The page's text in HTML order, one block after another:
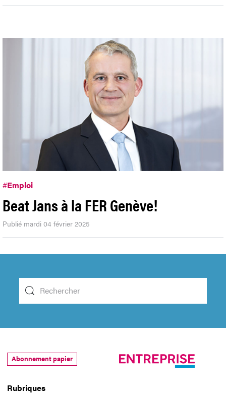
#Emploi
Beat Jans à la FER Genève!
Publié mardi 04 février 2025
Rubriques
Abonnement papier